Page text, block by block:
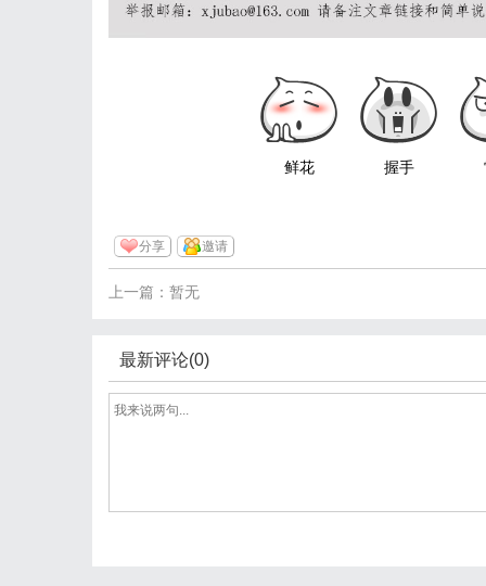
鲜花 握手
分享 邀请
上一篇：暂无
最新评论(0)